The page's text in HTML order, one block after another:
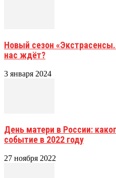
Новый сезон
нас ждёт?
3 января 2024
День матери в России:
событие в 2022 году
27 ноября 2022